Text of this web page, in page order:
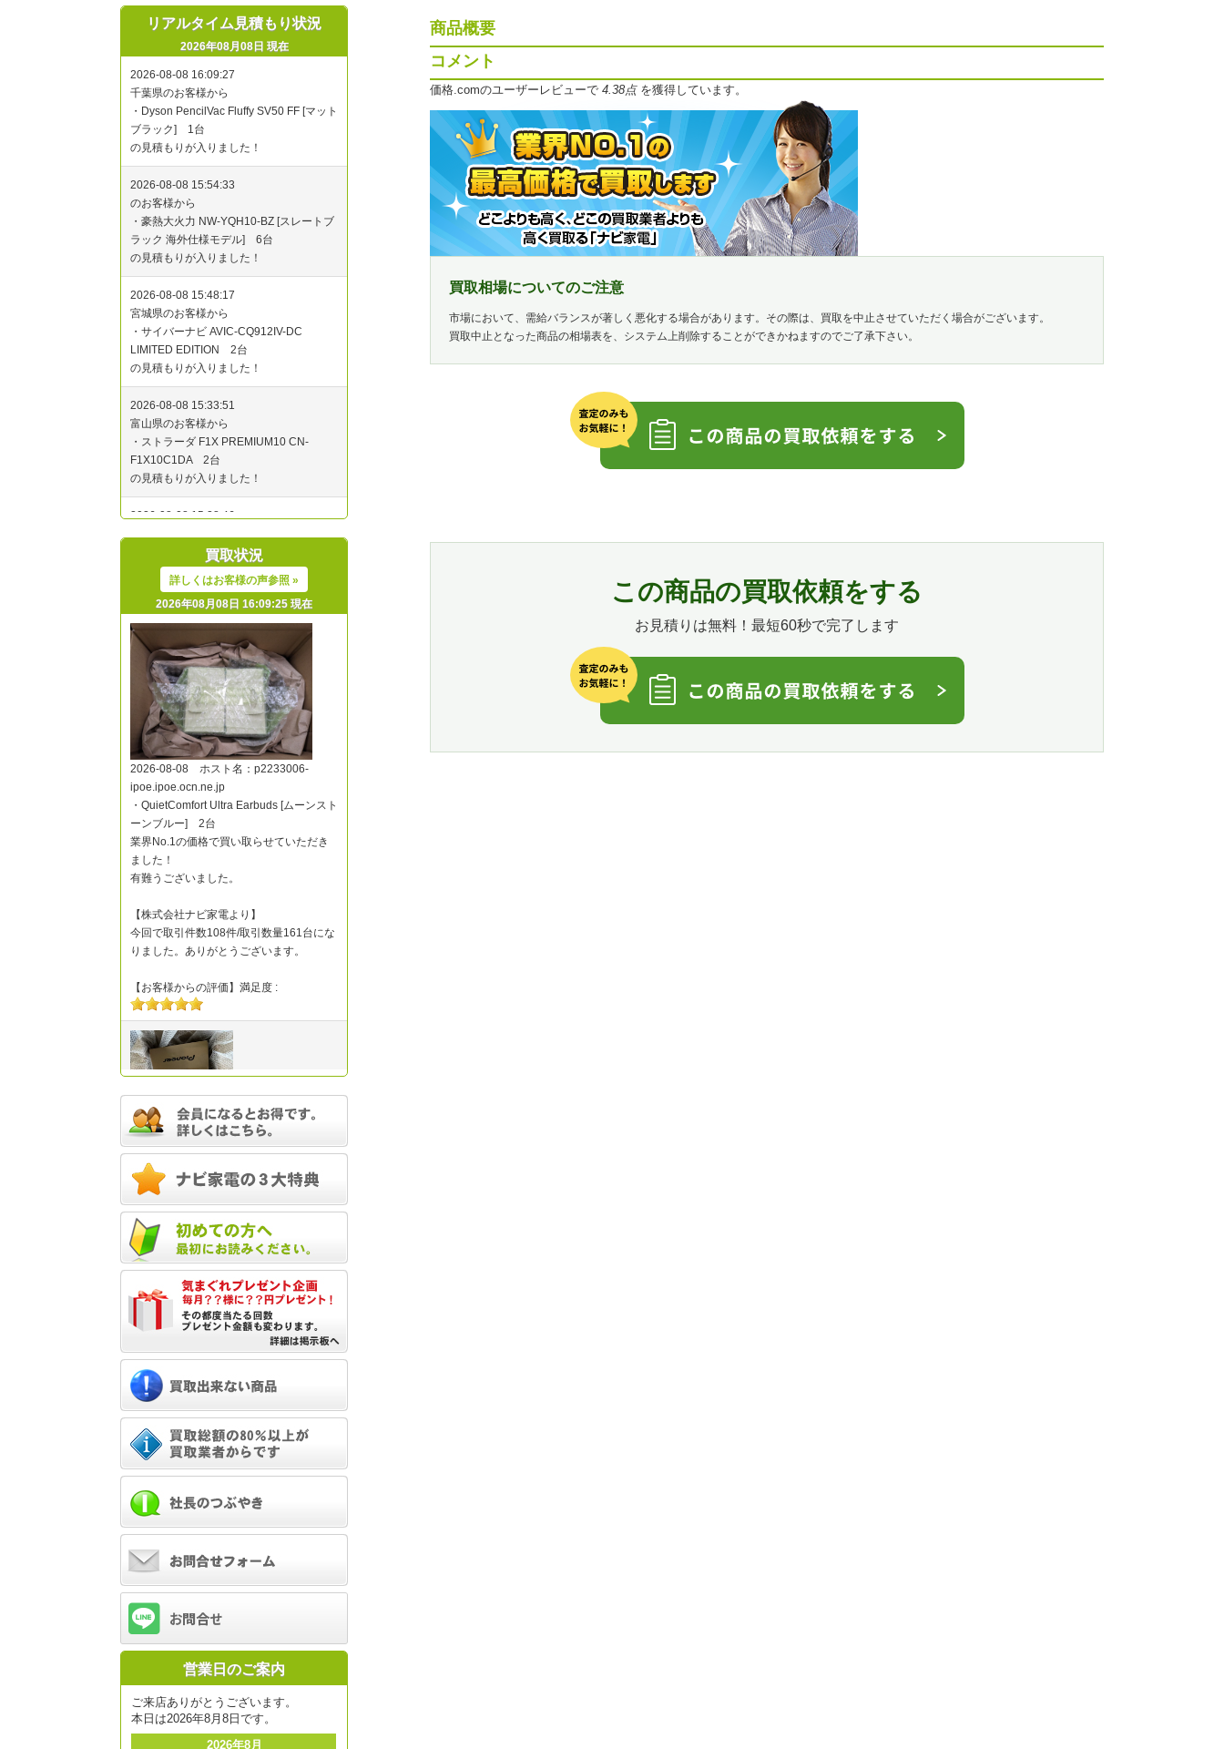
商品概要
コメント
価格.comのユーザーレビューで 4.38点を獲得しています。
買取相場についてのご注意
市場において、需給バランスが著しく悪化する場合があります。その際は、買取を中止させていただく場合がございます。
買取中止となった商品の相場表を、システム上削除することができかねますのでご了承下さい。
この商品の買取依頼をする
お見積りは無料！最短60秒で完了します
リアルタイム見積もり状況
2026年08月08日 現在
買取状況
詳しくはお客様の声参照 »
2026年08月08日 16:09:25 現在
営業日のご案内
ご来店ありがとうございます。
本日は2026年8月8日です。
2026年8月